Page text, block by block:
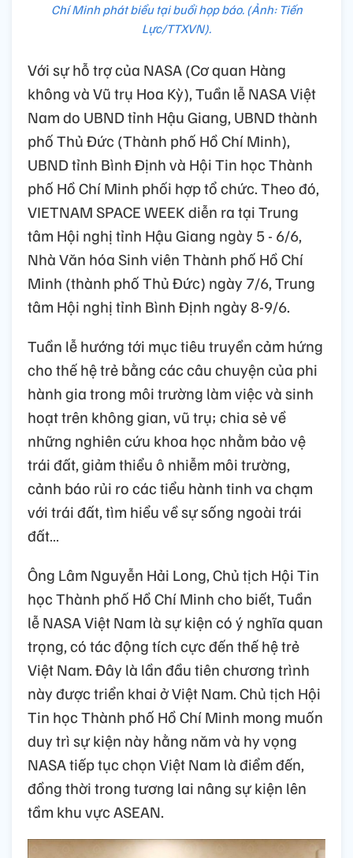
Chí Minh phát biểu tại buổi họp báo. (Ảnh: Tiến
Lực/TTXVN).
Với sự hỗ trợ của NASA (Cơ quan Hàng
không và Vũ trụ Hoa Kỳ), Tuần lễ NASA Việt
Nam do UBND tỉnh Hậu Giang, UBND thành
phố Thủ Đức (Thành phố Hồ Chí Minh),
UBND tỉnh Bình Định và Hội Tin học Thành
phố Hồ Chí Minh phối hợp tổ chức. Theo đó,
VIETNAM SPACE WEEK diễn ra tại Trung
tâm Hội nghị tỉnh Hậu Giang ngày 5 - 6/6,
Nhà Văn hóa Sinh viên Thành phố Hồ Chí
Minh (thành phố Thủ Đức) ngày 7/6, Trung
tâm Hội nghị tỉnh Bình Định ngày 8-9/6.
Tuần lễ hướng tới mục tiêu truyền cảm hứng
cho thế hệ trẻ bằng các câu chuyện của phi
hành gia trong môi trường làm việc và sinh
hoạt trên không gian, vũ trụ; chia sẻ về
những nghiên cứu khoa học nhằm bảo vệ
trái đất, giảm thiểu ô nhiễm môi trường,
cảnh báo rủi ro các tiểu hành tinh va chạm
với trái đất, tìm hiểu về sự sống ngoài trái
đất…
Ông Lâm Nguyễn Hải Long, Chủ tịch Hội Tin
học Thành phố Hồ Chí Minh cho biết, Tuần
lễ NASA Việt Nam là sự kiện có ý nghĩa quan
trọng, có tác động tích cực đến thế hệ trẻ
Việt Nam. Đây là lần đầu tiên chương trình
này được triển khai ở Việt Nam. Chủ tịch Hội
Tin học Thành phố Hồ Chí Minh mong muốn
duy trì sự kiện này hằng năm và hy vọng
NASA tiếp tục chọn Việt Nam là điểm đến,
đồng thời trong tương lai nâng sự kiện lên
tầm khu vực ASEAN.